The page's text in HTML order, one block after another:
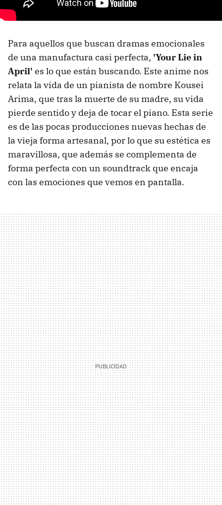
Para aquellos que buscan dramas emocionales
de una manufactura casi perfecta, 'Your Lie in
April' es lo que están buscando. Este anime nos
relata la vida de un pianista de nombre Kousei
Arima, que tras la muerte de su madre, su vida
pierde sentido y deja de tocar el piano. Esta serie
es de las pocas producciones nuevas hechas de
la vieja forma artesanal, por lo que su estética es
maravillosa, que además se complementa de
forma perfecta con un soundtrack que encaja
con las emociones que vemos en pantalla.